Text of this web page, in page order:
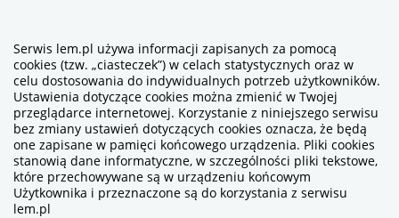
Serwis lem.pl używa informacji zapisanych za pomocą
cookies (tzw. „ciasteczek”) w celach statystycznych oraz w
celu dostosowania do indywidualnych potrzeb użytkowników.
Ustawienia dotyczące cookies można zmienić w Twojej
przeglądarce internetowej. Korzystanie z niniejszego serwisu
bez zmiany ustawień dotyczących cookies oznacza, że będą
one zapisane w pamięci końcowego urządzenia. Pliki cookies
stanowią dane informatyczne, w szczególności pliki tekstowe,
które przechowywane są w urządzeniu końcowym
Użytkownika i przeznaczone są do korzystania z serwisu
lem.pl